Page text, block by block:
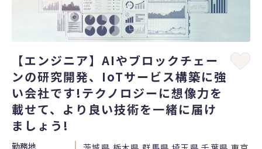
【エンジニア】AIやブロックチェー
ンの研究開発、IoTサービス構築に強
い会社です!テクノロジーに想像力を
載せて、より良い技術を一緒に届け
ましょう!
勤務地